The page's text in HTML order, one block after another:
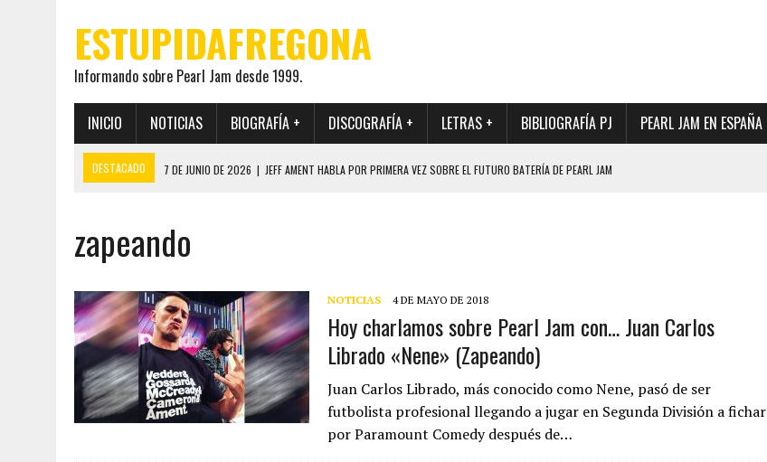
ESTUPIDAFREGONA
Informando sobre Pearl Jam desde 1999.
INICIO NOTICIAS BIOGRAFÍA + DISCOGRAFÍA + LETRAS + BIBLIOGRAFÍA PJ PEARL JAM EN ESPAÑA
DESTACADO 7 DE JUNIO DE 2026 | JEFF AMENT HABLA POR PRIMERA VEZ SOBRE EL FUTURO BATERÍA DE PEARL JAM
19 DE MAYO DE 2026
12 DE MAYO DE 2026 |
zapeando
NOTICIAS 4 DE MAYO DE 2018
Hoy charlamos sobre Pearl Jam con… Juan Carlos
Librado «Nene» (Zapeando)
Juan Carlos Librado, más conocido como Nene, pasó de ser
futbolista profesional llegando a jugar en Segunda División a fichar
por Paramount Comedy después de…